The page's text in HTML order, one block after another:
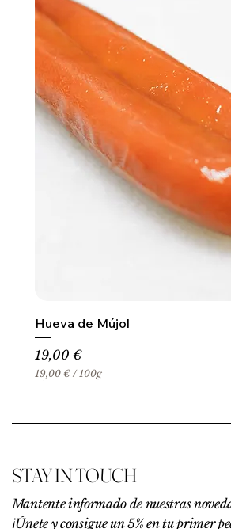
Hueva de Mújol
Precio
19,00 €
19,00 € /100g
0
p
r
1
0
STAY IN TOUCH
Mantente informado de nuestras
¡Únete y consigue un 5% en tu primer